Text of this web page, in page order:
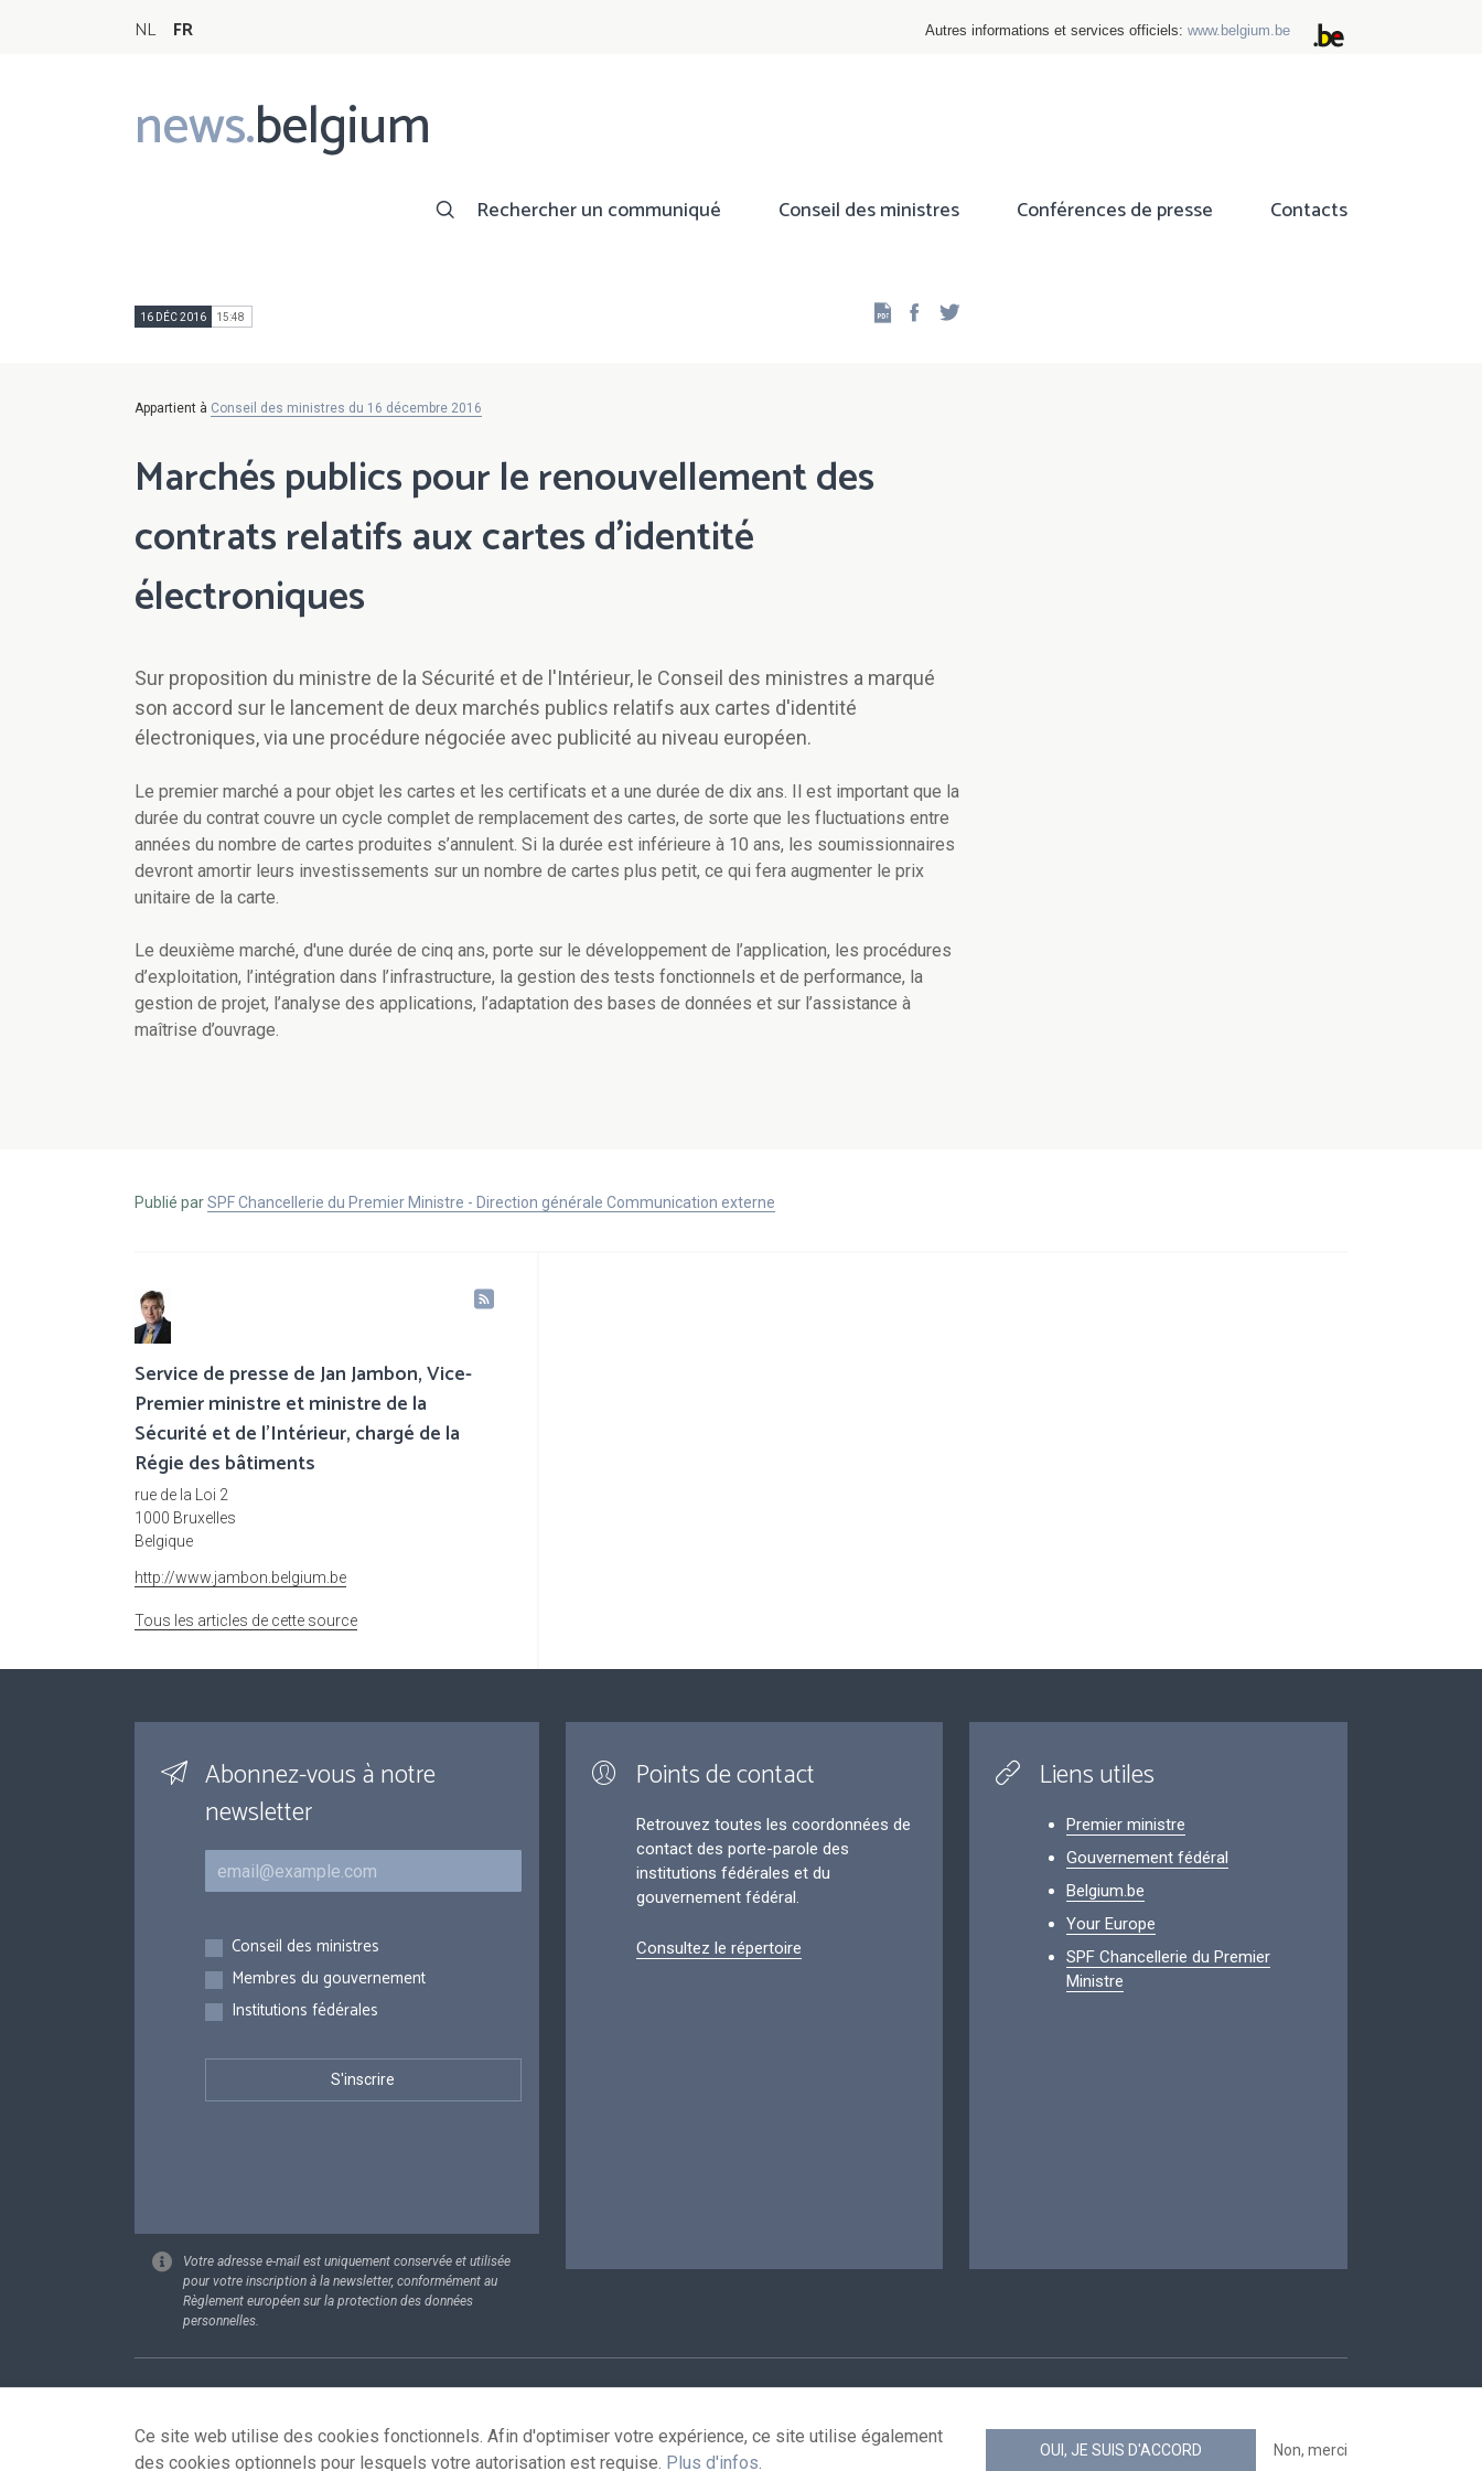
NL FR Autres informations et services officiels: www.belgium.be
news.belgium
Main
navigation
Rechercher un communiqué Conseil des ministres Conférences de presse Contacts
16 DÉC 2016 15:48 Facebook
Appartient à Conseil des ministres du 16 décembre 2016
Marchés publics pour le renouvellement des
contrats relatifs aux cartes d'identité
électroniques
Sur proposition du ministre de la Sécurité et de l'Intérieur, le Conseil des ministres a marqué
son accord sur le lancement de deux marchés publics relatifs aux cartes d'identité
électroniques, via une procédure négociée avec publicité au niveau européen.
Le premier marché a pour objet les cartes et les certificats et a une durée de dix ans. Il est important que la
durée du contrat couvre un cycle complet de remplacement des cartes, de sorte que les fluctuations entre
années du nombre de cartes produites s’annulent. Si la durée est inférieure à 10 ans, les soumissionnaires
devront amortir leurs investissements sur un nombre de cartes plus petit, ce qui fera augmenter le prix
unitaire de la carte.
Le deuxième marché, d'une durée de cinq ans, porte sur le développement de l’application, les procédures
d’exploitation, l’intégration dans l’infrastructure, la gestion des tests fonctionnels et de performance, la
gestion de projet, l’analyse des applications, l’adaptation des bases de données et sur l’assistance à
maîtrise d’ouvrage.
Publié parSPF Chancellerie du Premier Ministre - Direction générale Communication externe
Service de presse de Jan Jambon, Vice-
Premier ministre et ministre de la
Sécurité et de l'Intérieur, chargé de la
Régie des bâtiments
rue de la Loi 2
1000 Bruxelles
Belgique
http://www.jambon.belgium.be
Tous les articles de cette source
Abonnez-vous à notre
newsletter
Courriel
Inscriptions
Conseil des ministres
Membres du gouvernement
Institutions fédérales
Votre adresse e-mail est uniquement conservée et utilisée
pour votre inscription à la newsletter, conformément au
Règlement européen sur la protection des données
personnelles.
Points de contact
Retrouvez toutes les coordonnées de
contact des porte-parole des
institutions fédérales et du
gouvernement fédéral.
Consultez le répertoire
Liens utiles
Premier ministre
Gouvernement fédéral
Belgium.be
Your Europe
SPF Chancellerie du Premier
Ministre
Ce site web utilise des cookies fonctionnels. Afin d'optimiser votre expérience, ce site utilise également
des cookies optionnels pour lesquels votre autorisation est requise. Plus d'infos.
OUI, JE SUIS D'ACCORD Non, merci